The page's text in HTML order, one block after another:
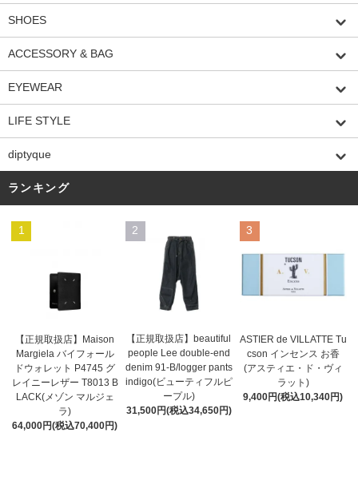
SHOES
ACCESSORY & BAG
EYEWEAR
LIFE STYLE
diptyque
ランキング
1
【正規取扱店】Maison
Margiela バイフォール
ドウォレット P4745 グ
レイニーレザー T8013 B
LACK(メゾン マルジェ
ラ)
64,000円(税込70,400円)
2
【正規取扱店】beautiful
people Lee double-end
denim 91-B/logger pants
indigo(ビューティフルピ
ープル)
31,500円(税込34,650円)
3
ASTIER de VILLATTE Tu
cson インセンス お香
(アスティエ・ド・ヴィ
ラット)
9,400円(税込10,340円)